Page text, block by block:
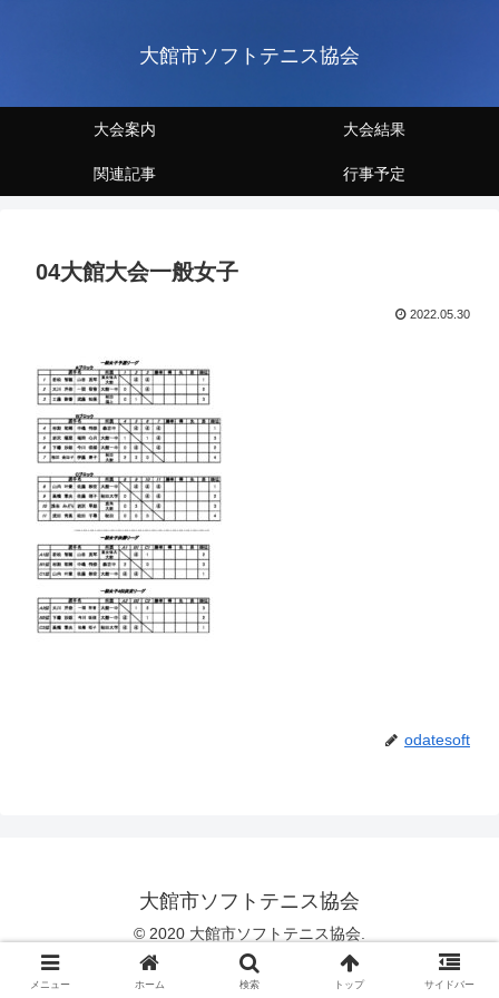
大館市ソフトテニス協会
大会案内 大会結果
関連記事 行事予定
04大館大会一般女子
2022.05.30
odatesoft
大館市ソフトテニス協会
© 2020 大館市ソフトテニス協会.
メニュー ホーム 検索 トップ サイドバー